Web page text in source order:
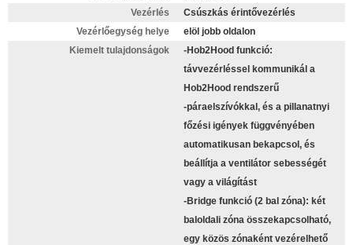
Vezérlés
Csúszkás érintővezérlés
Vezérlőegység helye
elöl jobb oldalon
Kiemelt tulajdonságok
-Hob2Hood funkció:
távvezérléssel kommunikál a
Hob2Hood rendszerű
-páraelszívókkal, és a pillanatnyi
főzési igények függvényében
automatikusan bekapcsol, és
beállítja a ventilátor sebességét
vagy a világítást
-Bridge funkció (2 bal zóna): két
baloldali zóna összekapcsolható,
egy közös zónaként vezérelhető